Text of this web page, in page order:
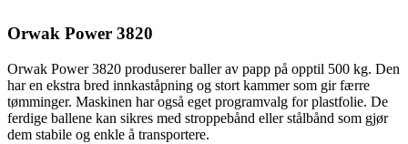
Orwak Power 3820
Orwak Power 3820 produserer baller av papp på opptil 500 kg. Den
har en ekstra bred innkaståpning og stort kammer som gir færre
tømminger. Maskinen har også eget programvalg for plastfolie. De
ferdige ballene kan sikres med stroppebånd eller stålbånd som gjør
dem stabile og enkle å transportere.